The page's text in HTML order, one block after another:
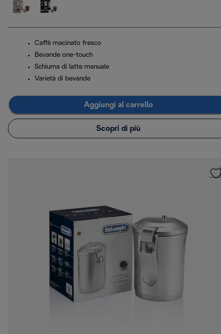
Caffè macinato fresco
Bevande one-touch
Schiuma di latte manuale
Varietà di bevande
Aggiungi al carrello
Scopri di più